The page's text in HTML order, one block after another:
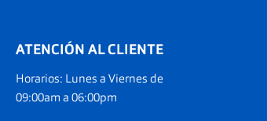
ATENCIÓN AL CLIENTE
Horarios: Lunes a Viernes de
09:00am a 06:00pm